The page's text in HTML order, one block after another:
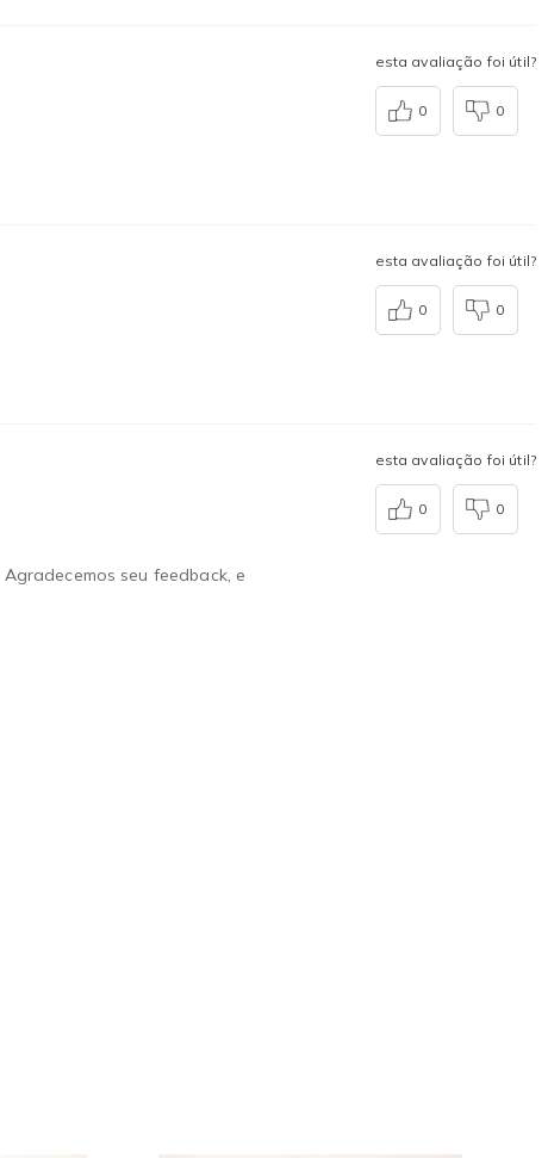
esta avaliação foi útil?
0 0
esta avaliação foi útil?
0 0
seu feedback, e
esta avaliação foi útil?
0 0